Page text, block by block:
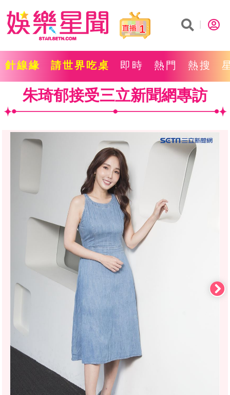
1
針線緣 請世界吃桌 即時 熱門 熱搜
朱琦郁接受三立新聞網專訪